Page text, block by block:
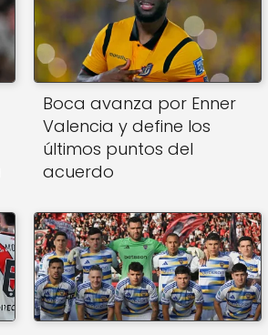
Boca avanza por Enner
Valencia y define los
últimos puntos del
acuerdo